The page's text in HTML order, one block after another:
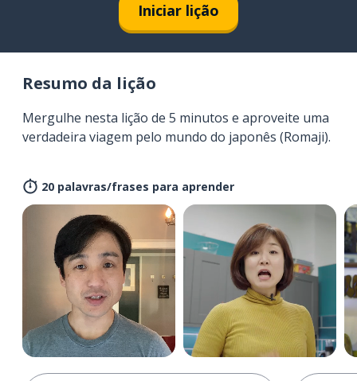
Iniciar lição
Resumo da lição
Mergulhe nesta lição de 5 minutos e aproveite uma
verdadeira viagem pelo mundo do japonês (Romaji).
20 palavras/frases para aprender